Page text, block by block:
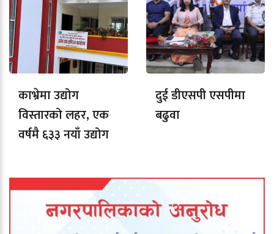
काभ्रेमा उद्योग
विस्तारको लहर, एक
वर्षमै ६३३ नयाँ उद्योग
दुई डीएसपी एसपीमा
बढुवा